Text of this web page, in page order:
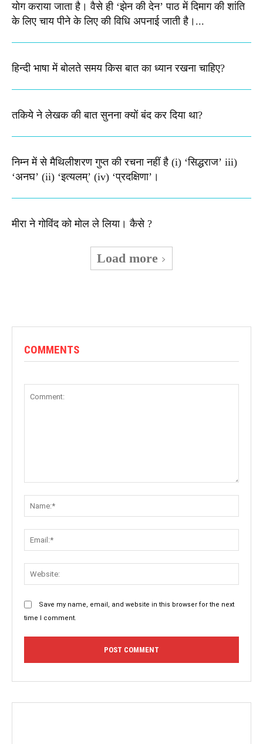
योग कराया जाता है। वैसे ही ‘झेन की देन’ पाठ में दिमाग की शांति
के लिए चाय पीने के लिए की विधि अपनाई जाती है।...
हिन्दी भाषा में बोलते समय किस बात का ध्यान रखना चाहिए?
तकिये ने लेखक की बात सुनना क्यों बंद कर दिया था?
निम्न में से मैथिलीशरण गुप्त की रचना नहीं है (i) ‘सिद्धराज’ iii)
‘अनघ’ (ii) ‘इत्यलम्’ (iv) ‘प्रदक्षिणा’।
मीरा ने गोविंद को मोल ले लिया। कैसे ?
Load more
COMMENTS
Save my name, email, and website in this browser for the next
time I comment.